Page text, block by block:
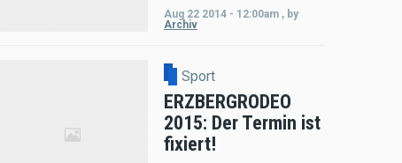
Aug 22 2014 - 12:00am , by
Archiv
Sport
ERZBERGRODEO
2015: Der Termin ist
fixiert!